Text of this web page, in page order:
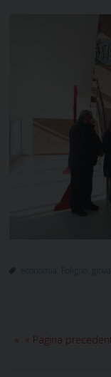
economia Foligno
« Pagina